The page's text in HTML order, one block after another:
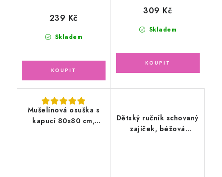
Skladem
239 Kč
Skladem
309 Kč
Mušelínová osuška s
kapucí 80x80 cm,
Dětský ručník schovaný
zajíček, béžová